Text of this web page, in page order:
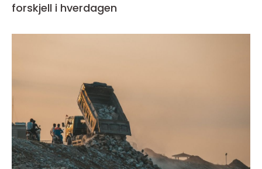
forskjell i hverdagen